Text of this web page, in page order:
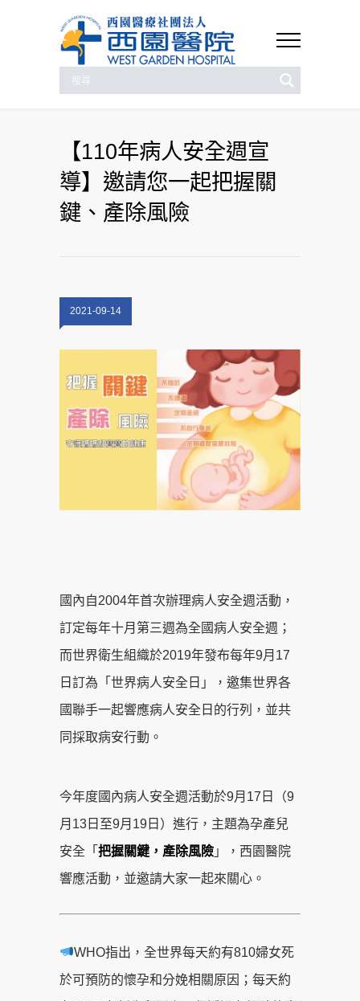
【110年病人安全週宣
導】邀請您一起把握關
鍵、產除風險
2021-09-14
國內自2004年首次辦理病人安全週活動，
訂定每年十月第三週為全國病人安全週；
而世界衛生組織於2019年發布每年9月17
日訂為「世界病人安全日」，邀集世界各
國聯手一起響應病人安全日的行列，並共
同採取病安行動。
今年度國內病人安全週活動於9月17日（9
月13日至9月19日）進行，主題為孕產兒
安全「 把握關鍵，產除風險 」，西園醫院
響應活動，並邀請大家一起來關心。
WHO指出，全世界每天約有810婦女死
於可預防的懷孕和分娩相關原因；每天約